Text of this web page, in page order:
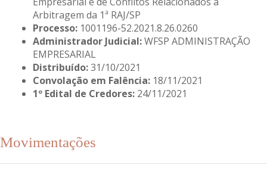
Arbitragem da 1ª RAJ/SP
Processo: 1001196-52.2021.8.26.0260
Administrador Judicial:WFSP ADMINISTRAÇÃO
EMPRESARIAL
Distribuído:31/10/2021
Convolação em Falência: 18/11/2021
1º Edital de Credores: 24/11/2021
Movimentações